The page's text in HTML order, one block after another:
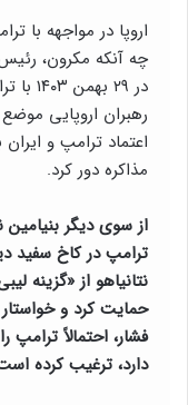
اروپا در مواجهه با
چه آنکه مکرون،
در
رهبران اروپایی
اعتماد ترامپ و
مذاکره دور کرد.
از سوی دیگر بنیامین
ترامپ در کاخ سفید
نتانیاهو از «گزینه
حمایت کرد و
فشار، احتمالاً ترامپ
دارد، ترغیب کرده